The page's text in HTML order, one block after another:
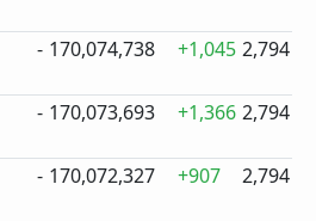
- 170,074,738 +1,045 2,794
- 170,073,693 +1,366 2,794
- 170,072,327 +907 2,794